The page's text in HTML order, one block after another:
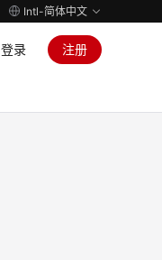
Intl-简体中文
登录 注册